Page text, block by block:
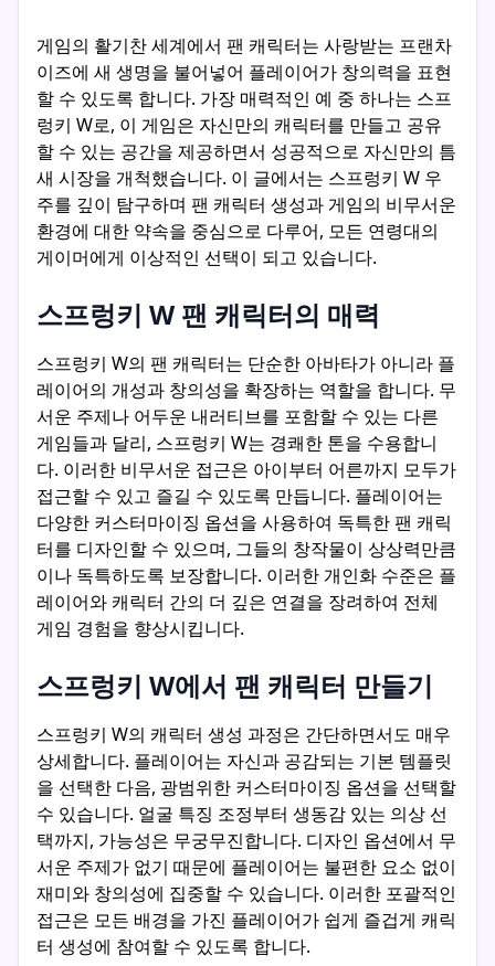
게임의 활기찬 세계에서 팬 캐릭터는 사랑받는 프랜차
이즈에 새 생명을 불어넣어 플레이어가 창의력을 표현
할 수 있도록 합니다. 가장 매력적인 예 중 하나는 스프
렁키 W로, 이 게임은 자신만의 캐릭터를 만들고 공유
할 수 있는 공간을 제공하면서 성공적으로 자신만의 틈
새 시장을 개척했습니다. 이 글에서는 스프렁키 W 우
주를 깊이 탐구하며 팬 캐릭터 생성과 게임의 비무서운
환경에 대한 약속을 중심으로 다루어, 모든 연령대의
게이머에게 이상적인 선택이 되고 있습니다.
스프렁키 W 팬 캐릭터의 매력
스프렁키 W의 팬 캐릭터는 단순한 아바타가 아니라 플
레이어의 개성과 창의성을 확장하는 역할을 합니다. 무
서운 주제나 어두운 내러티브를 포함할 수 있는 다른
게임들과 달리, 스프렁키 W는 경쾌한 톤을 수용합니
다. 이러한 비무서운 접근은 아이부터 어른까지 모두가
접근할 수 있고 즐길 수 있도록 만듭니다. 플레이어는
다양한 커스터마이징 옵션을 사용하여 독특한 팬 캐릭
터를 디자인할 수 있으며, 그들의 창작물이 상상력만큼
이나 독특하도록 보장합니다. 이러한 개인화 수준은 플
레이어와 캐릭터 간의 더 깊은 연결을 장려하여 전체
게임 경험을 향상시킵니다.
스프렁키 W에서 팬 캐릭터 만들기
스프렁키 W의 캐릭터 생성 과정은 간단하면서도 매우
상세합니다. 플레이어는 자신과 공감되는 기본 템플릿
을 선택한 다음, 광범위한 커스터마이징 옵션을 선택할
수 있습니다. 얼굴 특징 조정부터 생동감 있는 의상 선
택까지, 가능성은 무궁무진합니다. 디자인 옵션에서 무
서운 주제가 없기 때문에 플레이어는 불편한 요소 없이
재미와 창의성에 집중할 수 있습니다. 이러한 포괄적인
접근은 모든 배경을 가진 플레이어가 쉽게 즐겁게 캐릭
터 생성에 참여할 수 있도록 합니다.